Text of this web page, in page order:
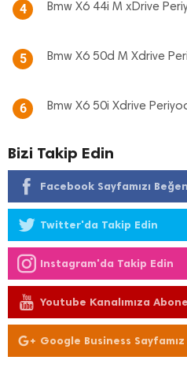
4 Bmw X6 44i M xDrive
5 Bmw X6 50d M Xdrive
6 Bmw X6 50i Xdrive
Bizi Takip Edin
Facebook Sayfamızı
Twitter'da Takip Edin
Instagram'da Takip Edin
Youtube Kanalımıza
Google Business Sayfamız